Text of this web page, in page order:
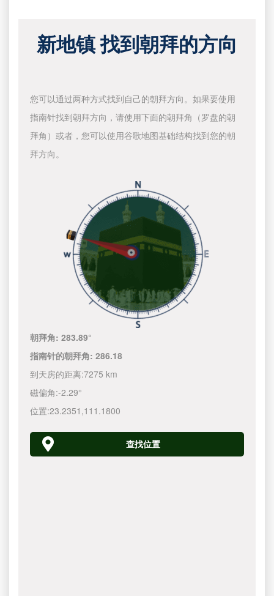
新地镇 找到朝拜的方向
您可以通过两种方式找到自己的朝拜方向。如果要使用
指南针找到朝拜方向，请使用下面的朝拜角（罗盘的朝
拜角）或者，您可以使用谷歌地图基础结构找到您的朝
拜方向。
朝拜角:283.89°
指南针的朝拜角:286.18
到天房的距离:7275 km
磁偏角:-2.29°
位置:23.2351 ,111.1800
查找位置